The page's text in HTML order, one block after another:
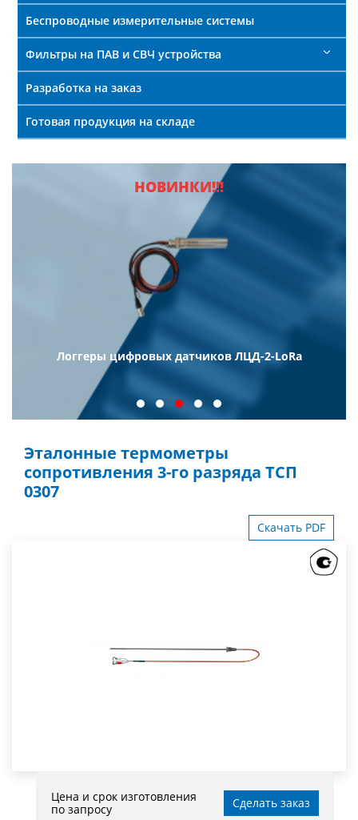
Беспроводные измерительные системы
Фильтры на ПАВ и СВЧ устройства
Разработка на заказ
Готовая продукция на складе
НОВИНКИ!!!
Логгеры цифровых датчиков ЛЦД-2-LoRa
Эталонные термометры
сопротивления 3-го разряда ТСП
0307
Скачать PDF
Цена и срок изготовления
по запросу
Сделать заказ